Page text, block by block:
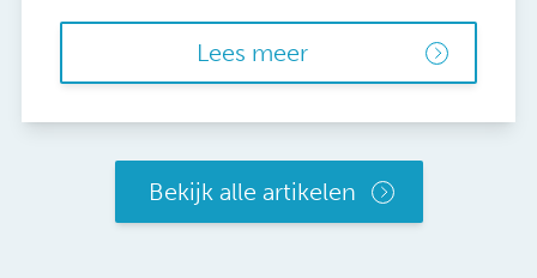
Lees meer
Bekijk alle artikelen